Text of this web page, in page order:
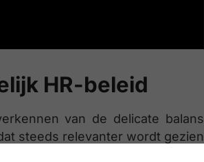
HR-beleid
van de delicate balans
steeds relevanter wordt gezien
afkomen, zoals de EU-